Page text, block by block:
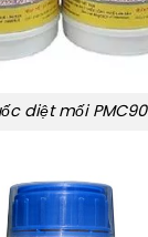
diệt mối PMC90